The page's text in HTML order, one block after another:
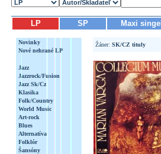
LP SP Maxi singel
Novinky
Nové nehrané LP
Jazz
Jazzrock/Fusion
Jazz Sk/Cz
Klasika
Folk/Country
World Music
Art-rock
Blues
Alternatíva
Folklór
Šansóny
Žáner: SK/CZ tituly